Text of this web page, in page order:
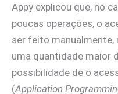
Appy explicou que, no
poucas operações, o
ser feito manualmente,
uma quantidade maior
possibilidade de o
(Application